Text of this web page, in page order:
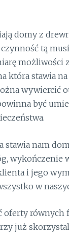
domy z
tą
możliwości
która stawia
wywiercić
być
stawia nam
wykończenie
i jego
w
oferty równych
już